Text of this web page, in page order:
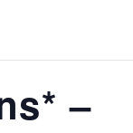
–